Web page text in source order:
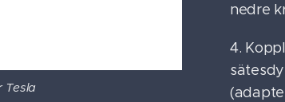
Tesla
nedre
4.